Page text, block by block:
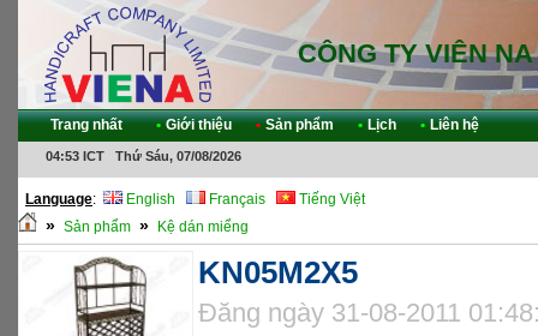
CÔNG TY VIÊN NA
Trang nhất • Giới thiệu • Sản phẩm • Lịch • Liên hệ
04:53 ICT Thứ Sáu, 07/08/2026
Language: English Français Tiếng Việt
» Sản phẩm » Kệ dán miểng
KN05M2X5
Đăng ngày 31-08-2011